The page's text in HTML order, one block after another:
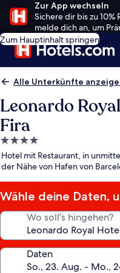
Zur App wechseln
Sichere dir bis zu
melde dich an, um
Zum Hauptinhalt springen
Alle Unterkünfte
Leonardo
Fira
4.0-
Sterne-
Unterkunft
Hotel mit Restaurant, in
der Nähe von Hafen von
Wähle deine Daten,
Wo soll’s hingehen?
Daten